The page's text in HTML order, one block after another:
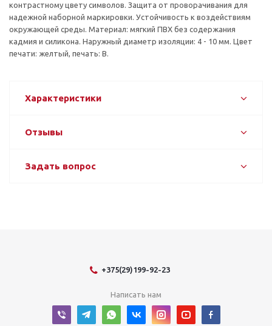
контрастному цвету символов. Защита от проворачивания для
надежной наборной маркировки. Устойчивость к воздействиям
окружающей среды. Материал: мягкий ПВХ без содержания
кадмия и силикона. Наружный диаметр изоляции: 4 - 10 мм. Цвет
печати: желтый, печать: B.
Характеристики
Отзывы
Задать вопрос
+375(29)199-92-23
Написать нам